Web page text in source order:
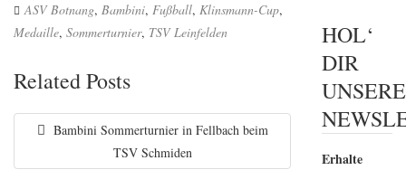
ASV Botnang, Bambini, Fußball, Klinsmann-Cup,
Medaille, Sommerturnier, TSV Leinfelden
Related Posts
Bambini Sommerturnier in Fellbach beim
TSV Schmiden
HOL‘
DIR
Erhalte